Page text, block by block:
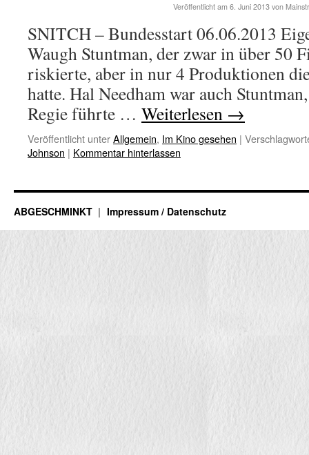
Veröffentlicht am 6. Juni 2013 von
SNITCH – Bundesstart 06.06.2013
Waugh Stuntman, der zwar in über 50
riskierte, aber in nur 4 Produktionen
hatte. Hal Needham war auch
Regie führte … Weiterlesen →
Veröffentlicht unterAllgemein, Im Kino gesehen |
Johnson | Kommentar hinterlassen
ABGESCHMINKT Impressum / Datenschutz